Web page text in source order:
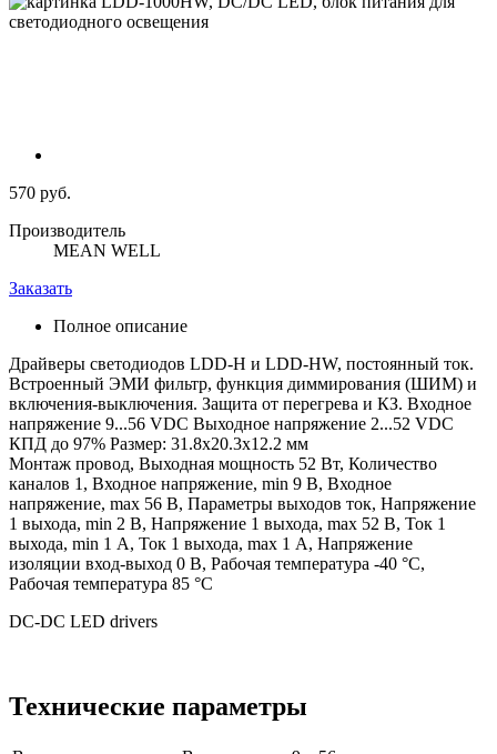
570 руб.
Производитель
MEAN WELL
Заказать
Полное описание
Драйверы светодиодов LDD-H и LDD-HW, постоянный ток.
Встроенный ЭМИ фильтр, функция диммирования (ШИМ) и
включения-выключения. Защита от перегрева и КЗ. Входное
напряжение 9...56 VDC Выходное напряжение 2...52 VDC
КПД до 97% Размер: 31.8х20.3х12.2 мм
Монтаж провод, Выходная мощность 52 Вт, Количество
каналов 1, Входное напряжение, min 9 В, Входное
напряжение, max 56 В, Параметры выходов ток, Напряжение
1 выхода, min 2 В, Напряжение 1 выхода, max 52 В, Ток 1
выхода, min 1 А, Ток 1 выхода, max 1 А, Напряжение
изоляции вход-выход 0 В, Рабочая температура -40 °C,
Рабочая температура 85 °C
DC-DC LED drivers
Технические параметры